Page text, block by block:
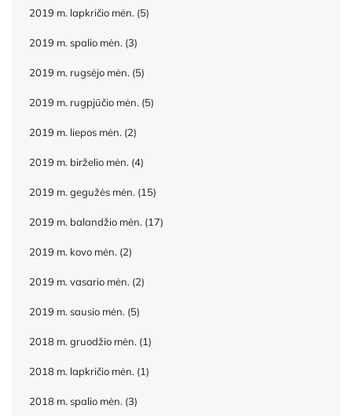
2019 m. lapkričio mėn. (5)
2019 m. spalio mėn. (3)
2019 m. rugsėjo mėn. (5)
2019 m. rugpjūčio mėn. (5)
2019 m. liepos mėn. (2)
2019 m. birželio mėn. (4)
2019 m. gegužės mėn. (15)
2019 m. balandžio mėn. (17)
2019 m. kovo mėn. (2)
2019 m. vasario mėn. (2)
2019 m. sausio mėn. (5)
2018 m. gruodžio mėn. (1)
2018 m. lapkričio mėn. (1)
2018 m. spalio mėn. (3)